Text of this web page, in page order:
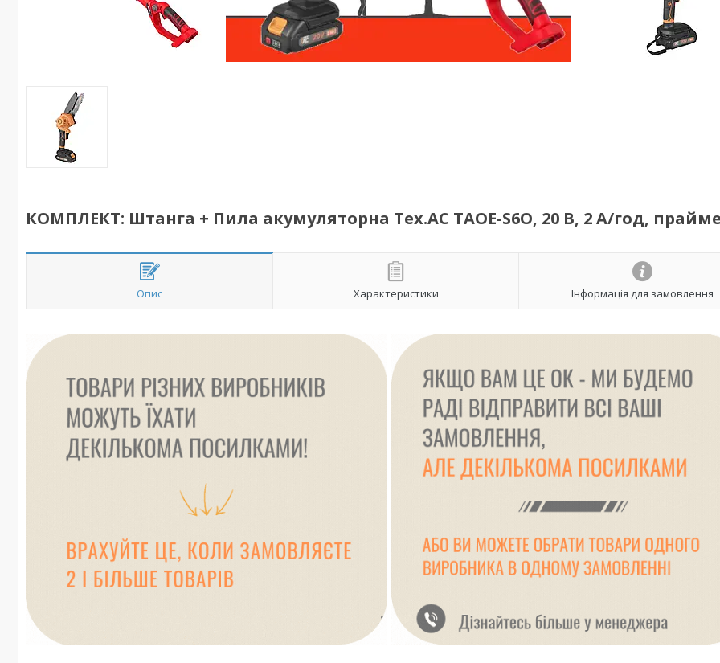
КОМПЛЕКТ: Штанга + Пила акумуляторна Tex.AC TAOE-S6O, 20 В, 2 А/год,
Опис Характеристики Інформація для замовлення